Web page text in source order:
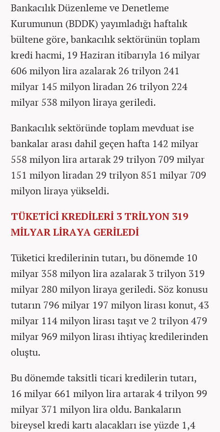
Bankacılık Düzenleme ve Denetleme
Kurumunun (BDDK) yayımladığı haftalık
bültene göre, bankacılık sektörünün toplam
kredi hacmi, 19 Haziran itibarıyla 16 milyar
606 milyon lira azalarak 26 trilyon 241
milyar 145 milyon liradan 26 trilyon 224
milyar 538 milyon liraya geriledi.
Bankacılık sektöründe toplam mevduat ise
bankalar arası dahil geçen hafta 142 milyar
558 milyon lira artarak 29 trilyon 709 milyar
151 milyon liradan 29 trilyon 851 milyar 709
milyon liraya yükseldi.
TÜKETİCİ KREDİLERİ 3 TRİLYON 319
MİLYAR LİRAYA GERİLEDİ
Tüketici kredilerinin tutarı, bu dönemde 10
milyar 358 milyon lira azalarak 3 trilyon 319
milyar 280 milyon liraya geriledi. Söz konusu
tutarın 796 milyar 197 milyon lirası konut, 43
milyar 114 milyon lirası taşıt ve 2 trilyon 479
milyar 969 milyon lirası ihtiyaç kredilerinden
oluştu.
Bu dönemde taksitli ticari kredilerin tutarı,
16 milyar 661 milyon lira artarak 4 trilyon 99
milyar 371 milyon lira oldu. Bankaların
bireysel kredi kartı alacakları ise yüzde 1,4